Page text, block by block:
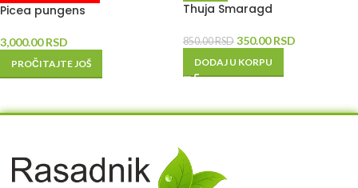
Picea pungens
3,000.00RSD
PROČITAJTE JOŠ
Thuja Smaragd
850.00RSD 350.00RSD
DODAJ U KORPU